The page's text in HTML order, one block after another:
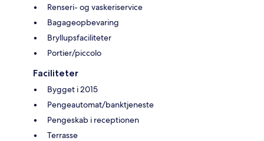
Renseri- og vaskeriservice
Bagageopbevaring
Bryllupsfaciliteter
Portier/piccolo
Faciliteter
Bygget i 2015
Pengeautomat/banktjeneste
Pengeskab i receptionen
Terrasse